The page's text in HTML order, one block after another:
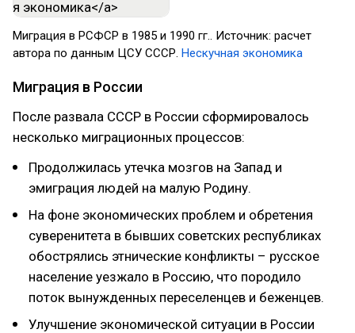
Миграция в РСФСР в 1985 и 1990 гг.. Источник: расчет
автора по данным ЦСУ СССР. Нескучная экономика
Миграция в России
После развала СССР в России сформировалось
несколько миграционных процессов:
Продолжилась утечка мозгов на Запад и
эмиграция людей на малую Родину.
На фоне экономических проблем и обретения
суверенитета в бывших советских республиках
обострялись этнические конфликты – русское
население уезжало в Россию, что породило
поток вынужденных переселенцев и беженцев.
Улучшение экономической ситуации в России